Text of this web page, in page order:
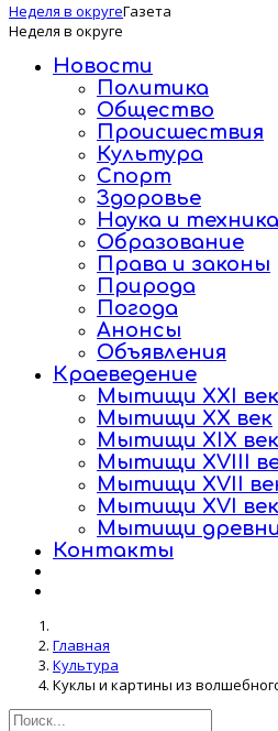
Неделя в округеГазета
Неделя в округе
Новости
Политика
Общество
Происшествия
Культура
Спорт
Здоровье
Наука и техника
Образование
Права и законы
Природа
Погода
Анонсы
Объявления
Краеведение
Мытищи XXI век
Мытищи XX век
Мытищи XIX век
Мытищи XVIII
Мытищи XVII
Мытищи XVI век
Мытищи
Контакты
Главная
Культура
Куклы и картины из